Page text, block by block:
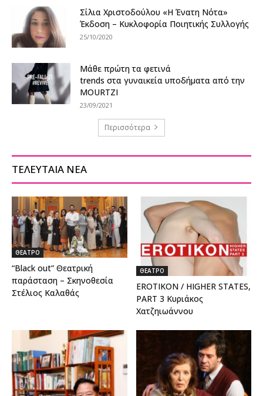
Σίλια Χριστοδούλου «Η Ένατη Νότα»
Έκδοση – Κυκλοφορία Ποιητικής Συλλογής
25/10/2020
Μάθε πρώτη τα φετινά
trends στα γυναικεία υποδήματα από την
MOURTZI
23/09/2021
Περισσότερα
ΤΕΛΕΥΤΑΙΑ ΝΕΑ
ΘΕΑΤΡΟ
“Black out” Θεατρική
παράσταση – Σκηνοθεσία
Στέλιος Καλαθάς
ΘΕΑΤΡΟ
EROTIKON / HIGHER STATES,
PART 3 Κυριάκος
Χατζηιωάννου